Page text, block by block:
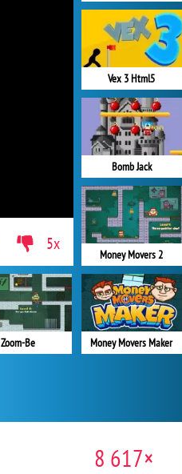
Vex 3 Html5
Bomb Jack
Money Movers 2
Money Movers Maker
Zoom-Be
5x
8 617×